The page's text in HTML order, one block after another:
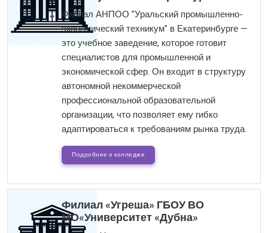
Филиал АНПОО "Уральский промышленно-
экономический техникум" в Екатеринбурге —
это учебное заведение, которое готовит
специалистов для промышленной и
экономической сфер. Он входит в структуру
автономной некоммерческой
профессиональной образовательной
организации, что позволяет ему гибко
адаптироваться к требованиям рынка труда.
Подробнее о колледже
Филиал «Угреша» ГБОУ ВО
МО«Университет «Дубна»